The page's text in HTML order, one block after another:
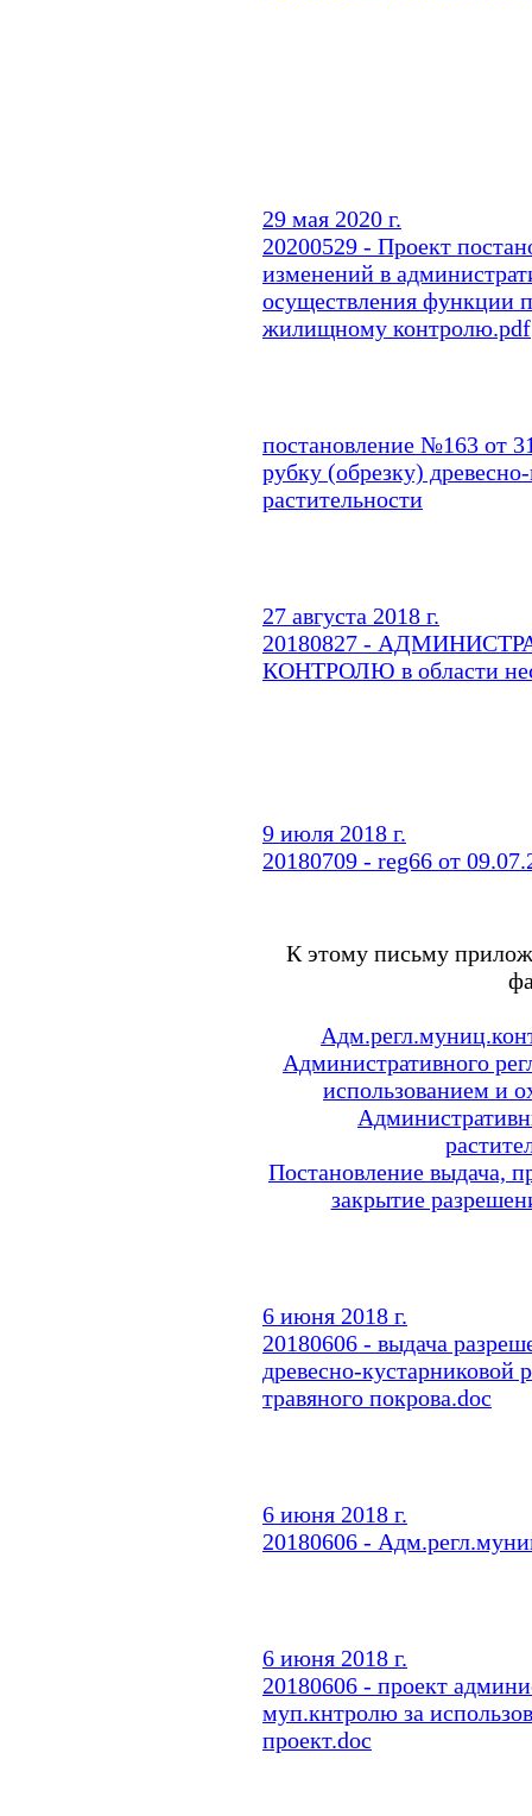
29 мая 2020 г.
20200529 - Проект
изменений в
осуществления функции
жилищному контролю.pdf
постановление №163 от
рубку (обрезку)
растительности
27 августа 2018 г.
20180827 -
КОНТРОЛЮ в области
9 июля 2018 г.
20180709 - reg66 от
К этому письму
Административного
использованием и
Постановление выдача,
закрытие
6 июня 2018 г.
20180606 - выдача
древесно-кустарниковой
травяного покрова.doc
6 июня 2018 г.
20180606 -
6 июня 2018 г.
20180606 - проект
муп.кнтролю за
проект.doc